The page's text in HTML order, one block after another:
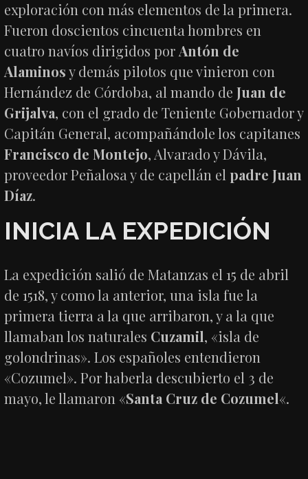
exploración con más elementos de la primera.
Fueron doscientos cincuenta hombres en
cuatro navíos dirigidos por Antón de
Alaminosy demás pilotos que vinieron con
Hernández de Córdoba, al mando deJuan de
Grijalva, con el grado de Teniente Gobernador y
Capitán General, acompañándole los capitanes
Francisco de Montejo, Alvarado y Dávila,
proveedor Peñalosa y de capellán el padre Juan
Díaz.
INICIA LA EXPEDICIÓN
La expedición salió de Matanzas el 15 de abril
de 1518, y como la anterior, una isla fue la
primera tierra a la que arribaron, y a la que
llamaban los naturales Cuzamil, «isla de
golondrinas». Los españoles entendieron
«Cozumel». Por haberla descubierto el 3 de
mayo, le llamaron «Santa Cruz de Cozumel«.